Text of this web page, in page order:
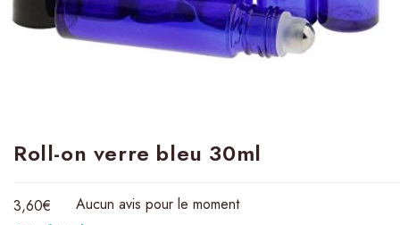
Roll-on verre bleu 30ml
3,60€ Aucun avis pour le moment